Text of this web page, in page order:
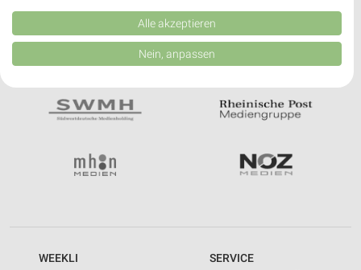
Kostenlos im App Store erhältlich
WEEKLI SERVICE
Kombinationen von Daten aus verschiedenen Quellen. Entwicklung und
Verbesserung der Angebote. Verwendung reduzierter Daten zur Auswahl
von Inhalten.
Daten können außerhalb der Europäischen Union weitergegeben und in die
Website/App.
Partnerliste anzeigen (1 IAB-Anbieter)
IAB-Verarbeitungszwecke:
Speichern von oder Zugriff auf Informationen
Alle akzeptieren
Nein, anpassen